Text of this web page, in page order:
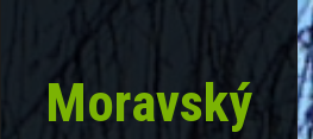
Moravský